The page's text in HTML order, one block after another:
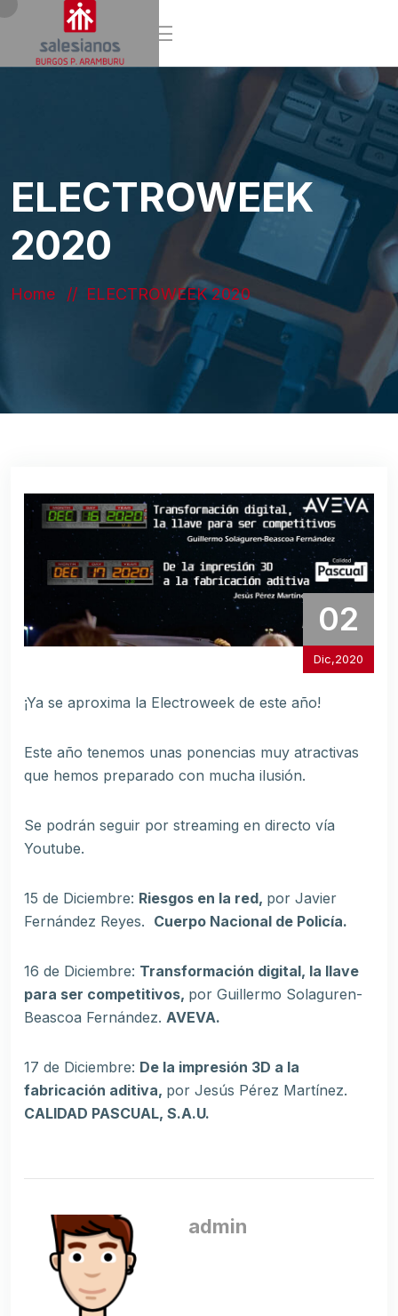
ELECTROWEEK
2020
Home ELECTROWEEK 2020
02
Dic,2020
¡Ya se aproxima la Electroweek de este año!
Este año tenemos unas ponencias muy atractivas
que hemos preparado con mucha ilusión.
Se podrán seguir por streaming en directo vía
Youtube.
15 de Diciembre: Riesgos en la red, por Javier
Fernández Reyes. Cuerpo Nacional de Policía.
16 de Diciembre: Transformación digital, la llave
para ser competitivos, por Guillermo Solaguren-
Beascoa Fernández. AVEVA.
17 de Diciembre: De la impresión 3D a la
fabricación aditiva, por Jesús Pérez Martínez.
CALIDAD PASCUAL, S.A.U.
admin